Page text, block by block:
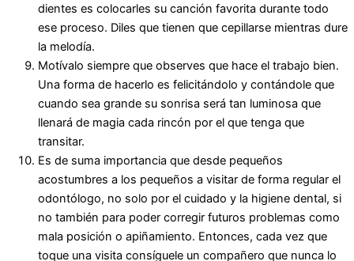
dientes es colocarles su canción favorita durante todo
ese proceso. Diles que tienen que cepillarse mientras dure
la melodía.
Motívalo siempre que observes que hace el trabajo bien.
Una forma de hacerlo es felicitándolo y contándole que
cuando sea grande su sonrisa será tan luminosa que
llenará de magia cada rincón por el que tenga que
transitar.
Es de suma importancia que desde pequeños
acostumbres a los pequeños a visitar de forma regular el
odontólogo, no solo por el cuidado y la higiene dental, si
no también para poder corregir futuros problemas como
mala posición o apiñamiento. Entonces, cada vez que
toque una visita consíguele un compañero que nunca lo